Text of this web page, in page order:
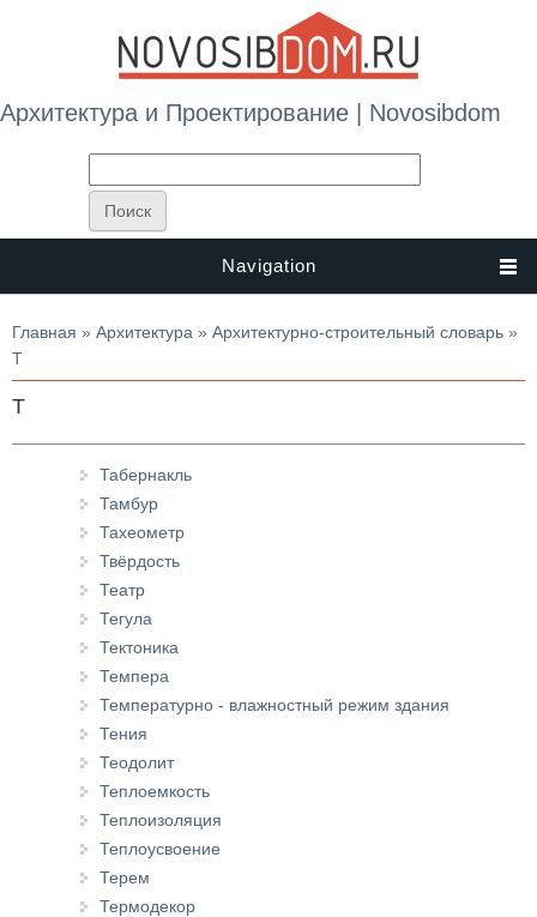
Архитектура и Проектирование | Novosibdom
Navigation
Вы здесь
Главная » Архитектура » Архитектурно-строительный словарь »
Т
Т
Табернакль
Тамбур
Тахеометр
Твёрдость
Театр
Тегула
Тектоника
Темпера
Температурно - влажностный режим здания
Тения
Теодолит
Теплоемкость
Теплоизоляция
Теплоусвоение
Терем
Термодекор